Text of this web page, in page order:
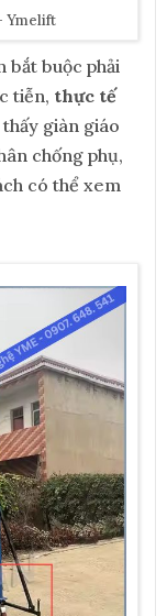
Ymelift
bắt buộc phải
tiễn, thực tế
giàn giáo
chống phụ,
có thể xem